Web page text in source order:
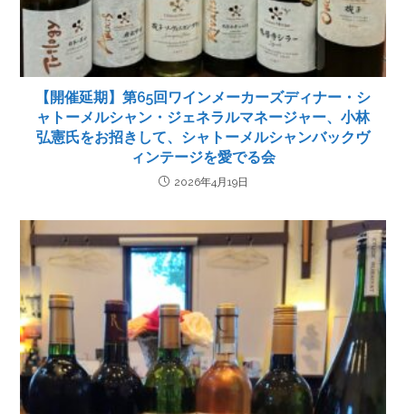
【開催延期】第65回ワインメーカーズディナー・シ
ャトーメルシャン・ジェネラルマネージャー、小林
弘憲氏をお招きして、シャトーメルシャンバックヴ
ィンテージを愛でる会
2026年4月19日